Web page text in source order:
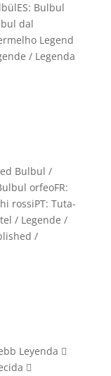
Bulbul
dal
Legend
/ Legenda
Bulbul /
orfeoFR:
rossiPT: Tuta-
/ Legende /
/
Leyenda 
